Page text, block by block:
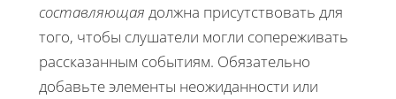
составляющая должна присутствовать для
того, чтобы слушатели могли сопереживать
рассказанным событиям. Обязательно
добавьте элементы неожиданности или